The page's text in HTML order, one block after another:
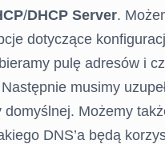
/DHCP Server.
dotyczące
pulę adresów i
musimy
domyślnej. Możemy
DNS’a będą